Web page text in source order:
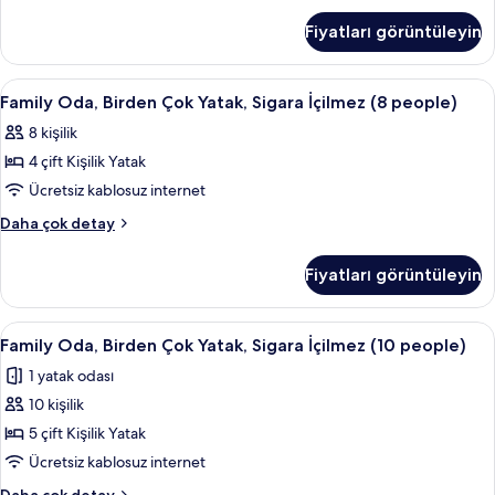
people)
için
tüm
fotoğrafları
görün
Yatak,
Sigara
İçilmez
people)
hakkında
daha
fazla
detay
Fiyatları görüntüleyin
Family
Oda,
Birden
Çok
Yatak,
Sigara
people)
için
tüm
fotoğrafları
görün
Masa, güneşlik/perde, ücretsiz
5
Family Oda, Birden Çok Yatak, Sigara İçilmez (8 people)
8 kişilik
4 çift Kişilik Yatak
Ücretsiz kablosuz internet
Daha çok detay
Family
Yatak,
Sigara
İçilmez
people)
hakkında
fazla
detay
Fiyatları görüntüleyin
Family
Oda,
Birden
Çok
Yatak,
Sigara
İçilmez
Masa, güneşlik/perde, ücretsiz
5
Family Oda, Birden Çok Yatak, Sigara İçilmez (10 people)
1 yatak odası
10 kişilik
5 çift Kişilik Yatak
Ücretsiz kablosuz internet